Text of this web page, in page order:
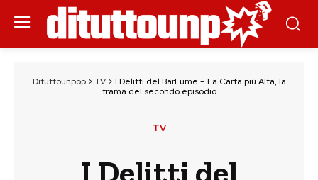
Dituttounpop> TV> I Delitti del BarLume – La Carta più Alta, la
trama del secondo episodio
TV